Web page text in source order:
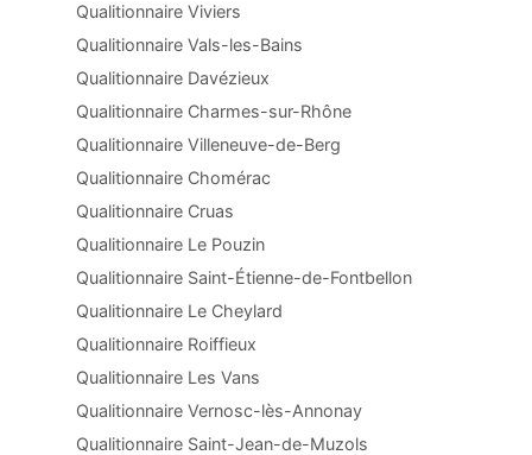
Qualitionnaire Viviers
Qualitionnaire Vals-les-Bains
Qualitionnaire Davézieux
Qualitionnaire Charmes-sur-Rhône
Qualitionnaire Villeneuve-de-Berg
Qualitionnaire Chomérac
Qualitionnaire Cruas
Qualitionnaire Le Pouzin
Qualitionnaire Saint-Étienne-de-Fontbellon
Qualitionnaire Le Cheylard
Qualitionnaire Roiffieux
Qualitionnaire Les Vans
Qualitionnaire Vernosc-lès-Annonay
Qualitionnaire Saint-Jean-de-Muzols